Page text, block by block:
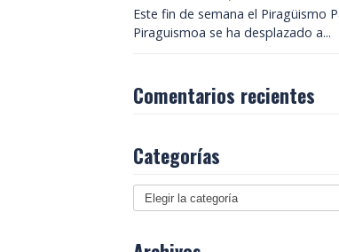
Este fin de semana el Piragüismo
Piraguismoa se ha desplazado a...
Comentarios recientes
Categorías